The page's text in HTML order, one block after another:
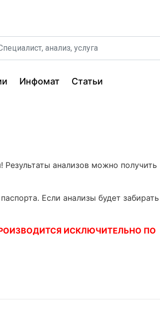
Инфомат Статьи
анализов можно получить
Если анализы будет забирать
ИСКЛЮЧИТЕЛЬНО ПО